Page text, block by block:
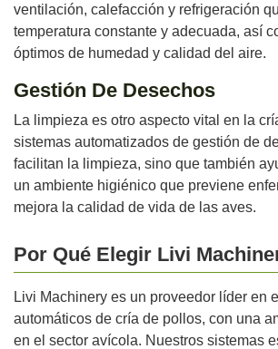
ventilación, calefacción y refrigeración
temperatura constante y adecuada, así
óptimos de humedad y calidad del aire.
Gestión De Desechos
La limpieza es otro aspecto vital en la
sistemas automatizados de gestión de
facilitan la limpieza, sino que también
un ambiente higiénico que previene
mejora la calidad de vida de las aves.
Por Qué Elegir Livi
Livi Machinery es un proveedor líder en
automáticos de cría de pollos, con una
en el sector avícola. Nuestros sistemas